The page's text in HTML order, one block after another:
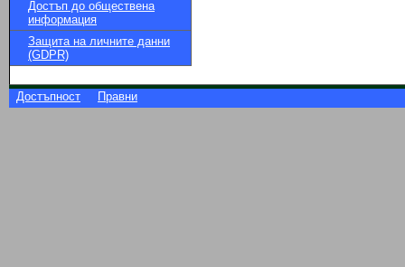
Достъп до обществена
информация
Защита на личните данни
(GDPR)
Достъпност Правни